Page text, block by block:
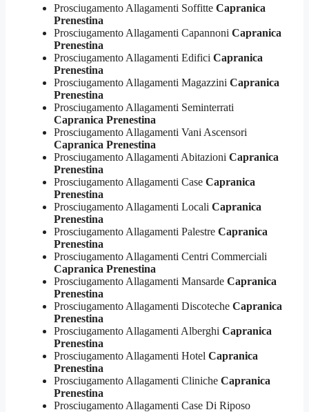
Prosciugamento Allagamenti Soffitte Capranica
Prenestina
Prosciugamento Allagamenti Capannoni Capranica
Prenestina
Prosciugamento Allagamenti Edifici Capranica
Prenestina
Prosciugamento Allagamenti Magazzini Capranica
Prenestina
Prosciugamento Allagamenti Seminterrati
Capranica Prenestina
Prosciugamento Allagamenti Vani Ascensori
Capranica Prenestina
Prosciugamento Allagamenti Abitazioni Capranica
Prenestina
Prosciugamento Allagamenti Case Capranica
Prenestina
Prosciugamento Allagamenti Locali Capranica
Prenestina
Prosciugamento Allagamenti Palestre Capranica
Prenestina
Prosciugamento Allagamenti Centri Commerciali
Capranica Prenestina
Prosciugamento Allagamenti Mansarde Capranica
Prenestina
Prosciugamento Allagamenti Discoteche Capranica
Prenestina
Prosciugamento Allagamenti Alberghi Capranica
Prenestina
Prosciugamento Allagamenti Hotel Capranica
Prenestina
Prosciugamento Allagamenti Cliniche Capranica
Prenestina
Prosciugamento Allagamenti Case Di Riposo